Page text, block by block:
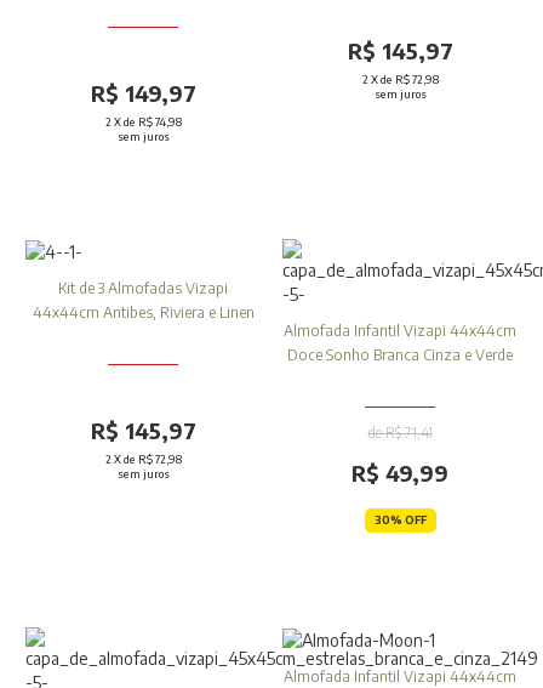
R$ 149,97
2 X de R$ 74,98
sem juros
R$ 145,97
2X de R$ 72,98
sem juros
Kit de 3 Almofadas Vizapi
44x44cm Antibes, Riviera e Linen
R$ 145,97
2X de R$ 72,98
sem juros
Almofada Infantil Vizapi 44x44cm
Doce Sonho Branca Cinza e Verde
de R$ 71,41
R$ 49,99
30% OFF
Almofada Infantil Vizapi 44x44cm